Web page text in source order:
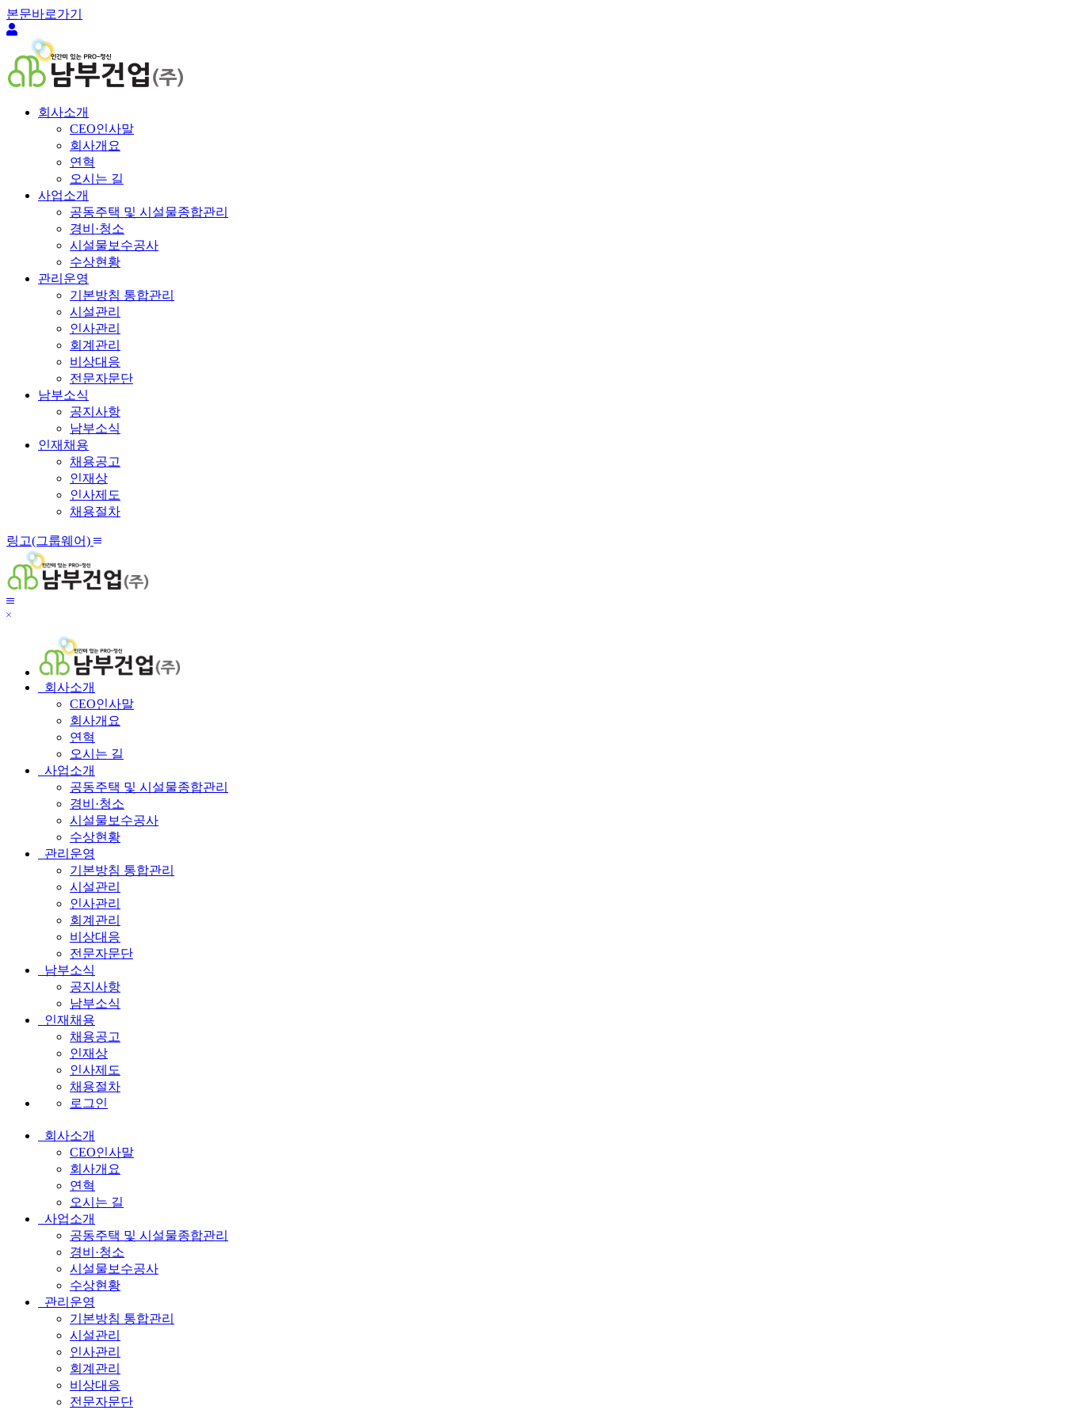
본문바로가기
회사소개
CEO인사말
회사개요
연혁
오시는 길
사업소개
공동주택 및 시설물종합관리
경비·청소
시설물보수공사
수상현황
관리운영
기본방침 통합관리
시설관리
인사관리
회계관리
비상대응
전문자문단
남부소식
공지사항
남부소식
인재채용
채용공고
인재상
인사제도
채용절차
링고(그룹웨어) 링전
메
뉴
메
닫
회사소개
CEO인사말
회사개요
연혁
오시는 길
사업소개
공동주택 및 시설물종합관리
경비·청소
시설물보수공사
수상현황
관리운영
기본방침 통합관리
시설관리
인사관리
회계관리
비상대응
전문자문단
남부소식
공지사항
남부소식
인재채용
채용공고
인재상
인사제도
채용절차
로그인
회사소개
CEO인사말
회사개요
연혁
오시는 길
사업소개
공동주택 및 시설물종합관리
경비·청소
시설물보수공사
수상현황
관리운영
기본방침 통합관리
시설관리
인사관리
회계관리
비상대응
전문자문단